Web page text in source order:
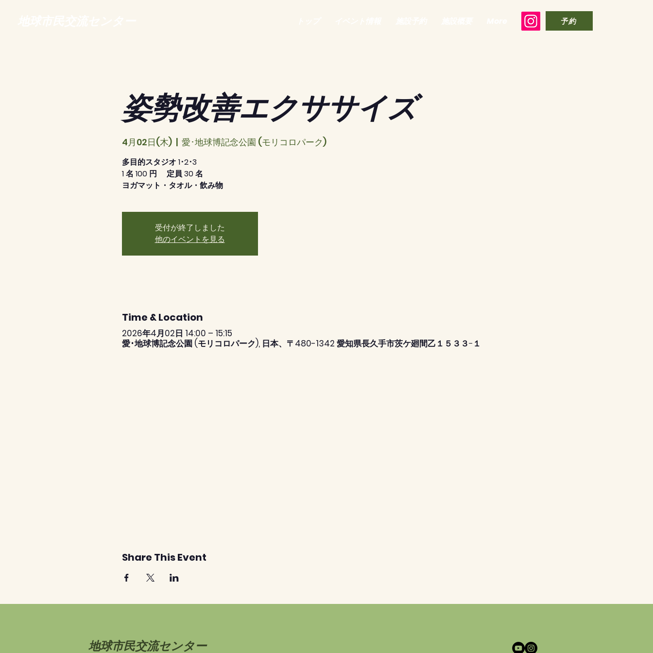
予約
姿勢改善エクササイズ
4月02日(木)
  |
愛･地球博記念公園 (モリコロパーク)
多目的スタジオ 1･2･3
1 名 100 円 定員 30 名
ヨガマット・タオル・飲み物
受付が終了しました
他のイベントを見る
Time & Location
2026年4月02日 14:00 – 15:15
愛･地球博記念公園 (モリコロパーク), 日本、〒480-1342 愛知県長久手市茨ケ廻間乙１５３３−１
Share This Event
地球市民交流センター